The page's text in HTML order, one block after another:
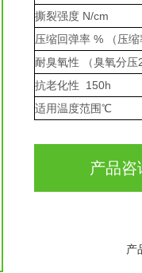
撕裂强度 N/cm
压缩回弹率 % （压
耐臭氧性 （臭氧分
抗老化性 150h
适用温度范围℃
产品咨
产